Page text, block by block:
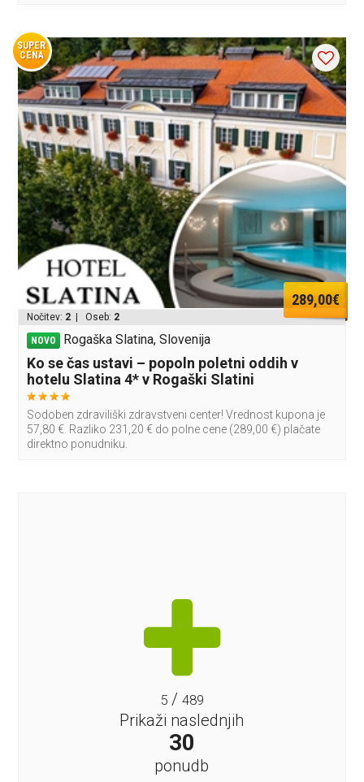
SUPER
CENA
289,00€
Nočitev: 2 | Oseb: 2
NOVO Rogaška Slatina, Slovenija
Ko se čas ustavi – popoln poletni oddih v
hotelu Slatina 4* v Rogaški Slatini
Sodoben zdraviliški zdravstveni center! Vrednost kupona je
57,80 €. Razliko 231,20 € do polne cene (289,00 €) plačate
direktno ponudniku.
5/ 489
Prikaži naslednjih
30
ponudb